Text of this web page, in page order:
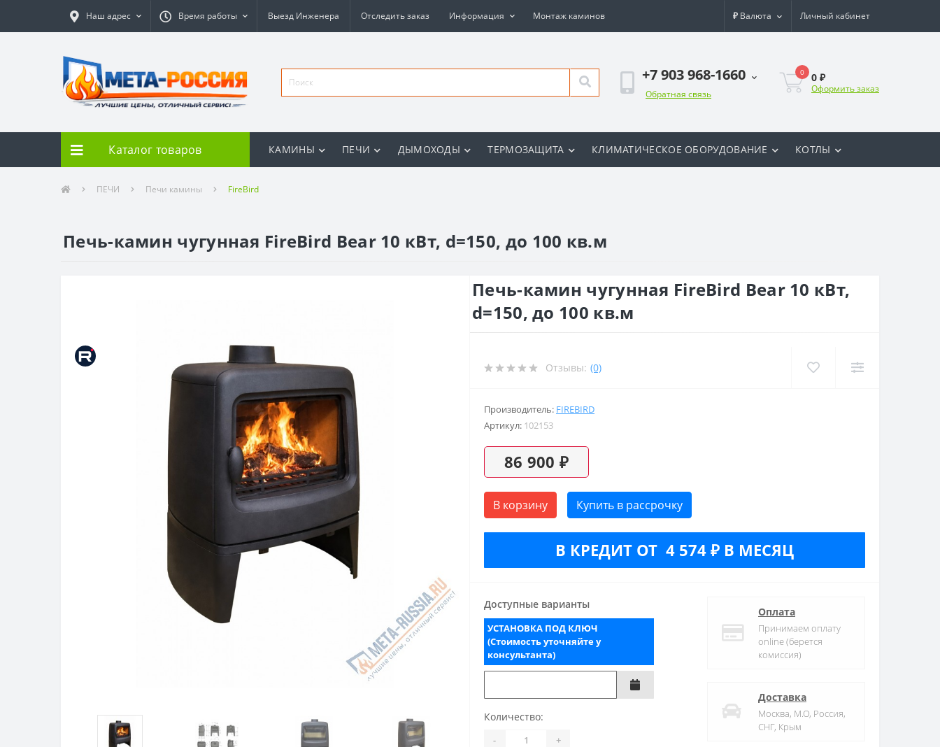
Наш адрес Время работы Выезд Инженера Отследить заказ Информация Монтаж каминов ₽ Валюта Личный кабинет
+7 903 968-1660
Обратная связь
0 0 ₽
Оформить заказ
Каталог товаров КАМИНЫ ПЕЧИ ДЫМОХОДЫ ТЕРМОЗАЩИТА КЛИМАТИЧЕСКОЕ ОБОРУДОВАНИЕ КОТЛЫ
ПЕЧИ Печи камины FireBird
Печь-камин чугунная FireBird Bear 10 кВт, d=150, до 100 кв.м
Печь-камин чугунная FireBird Bear 10 кВт,
d=150, до 100 кв.м
Отзывы: (0)
Производитель: FIREBIRD
Артикул: 102153
86 900 ₽
В корзину Купить в рассрочку
В КРЕДИТ ОТ 4 574 ₽ В МЕСЯЦ
Доступные варианты
УСТАНОВКА ПОД КЛЮЧ
(Стоимость уточняйте у
консультанта)
Количество:
- +
Оплата
Принимаем оплату
online (берется
комиссия)
Доставка
Москва, М.О, Россия,
СНГ, Крым